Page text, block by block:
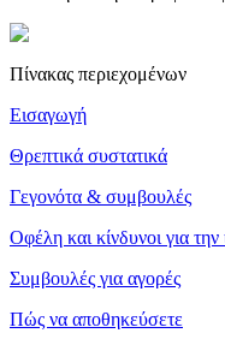
Πίνακας περιεχομένων
Εισαγωγή
Θρεπτικά συστατικά
Γεγονότα & συμβουλές
Οφέλη και κίνδυνοι για την
Συμβουλές για αγορές
Πώς να αποθηκεύσετε